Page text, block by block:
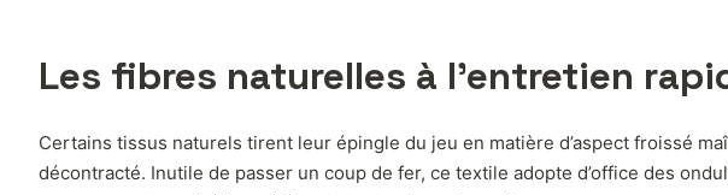
Les fibres naturelles à l’entretien
Certains tissus naturels tirent leur épingle du jeu en matière d’aspect froissé
décontracté. Inutile de passer un coup de fer, ce textile adopte d’office des